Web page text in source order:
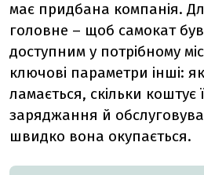
має придбана компанія.
головне – щоб самокат
доступним у потрібному
ключові параметри інші:
ламається, скільки коштує
заряджання й
швидко вона окупається.